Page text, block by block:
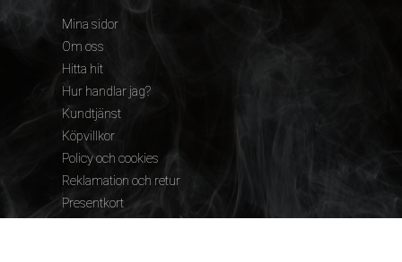
Mina sidor
Om oss
Hitta hit
Hur handlar jag?
Kundtjänst
Köpvillkor
Policy och cookies
Reklamation och retur
Presentkort